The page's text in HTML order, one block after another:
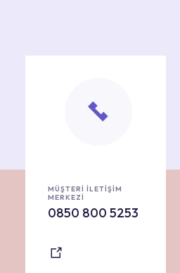
MÜŞTERİ İLETİŞİM
MERKEZİ
0850 800 5253